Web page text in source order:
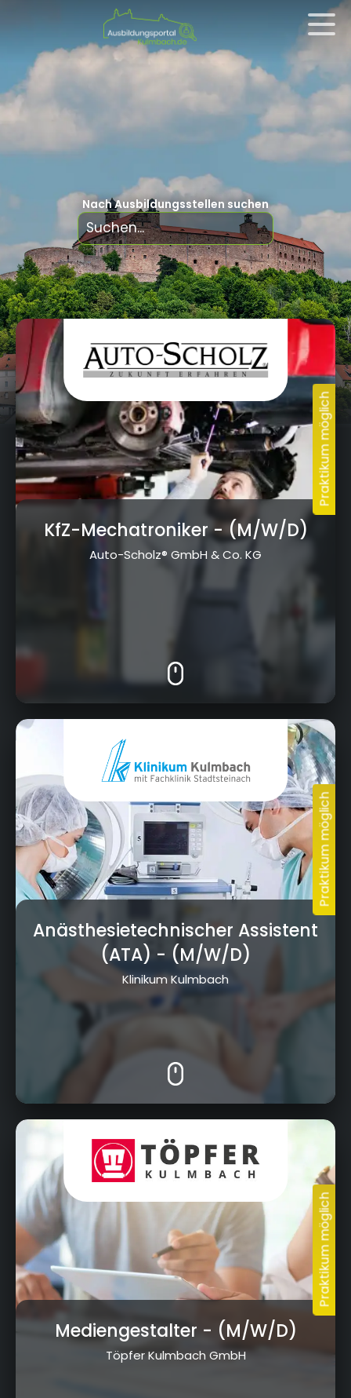
Nach Ausbildungsstellen suchen
Adalbert-Raps-Straße 4 + Albert-
Ruckdeschel-Straße 31, 95326 Kulmbach
KfZ-Mechatroniker- (M/W/D)
Auto-Scholz® GmbH & Co. KG
Albert-Schweitzer-Straße 10, 95326 Kulmbach
Anästhesietechnischer Assistent
(ATA) - (M/W/D)
Klinikum Kulmbach
Am Kreuzstein 5, 95326 Kulmbach
Mediengestalter - (M/W/D)
Töpfer Kulmbach GmbH